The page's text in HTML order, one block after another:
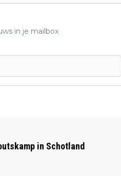
in je mailbox
in Schotland